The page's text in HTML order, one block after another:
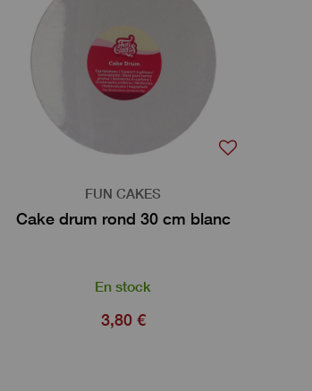
FUN CAKES
Cake drum rond 30 cm blanc
En stock
3,80 €